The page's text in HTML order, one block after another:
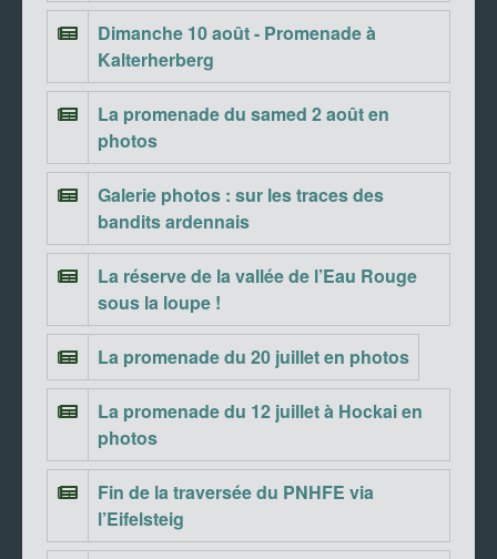
Dimanche 10 août - Promenade à
Kalterherberg
La promenade du samed 2 août en
photos
Galerie photos : sur les traces des
bandits ardennais
La réserve de la vallée de l’Eau Rouge
sous la loupe !
La promenade du 20 juillet en photos
La promenade du 12 juillet à Hockai en
photos
Fin de la traversée du PNHFE via
l’Eifelsteig